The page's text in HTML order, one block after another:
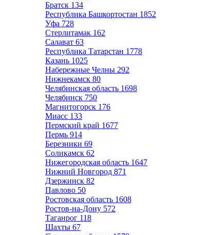
Братск 134
Республика Башкортостан 1852
Уфа 728
Стерлитамак 162
Салават 63
Республика Татарстан 1778
Казань 1025
Набережные Челны 292
Нижнекамск 80
Челябинская область 1698
Челябинск 750
Магнитогорск 176
Миасс 133
Пермский край 1677
Пермь 914
Березники 69
Соликамск 62
Нижегородская область 1647
Нижний Новгород 871
Дзержинск 82
Павлово 50
Ростовская область 1608
Ростов-на-Дону 572
Таганрог 118
Шахты 67